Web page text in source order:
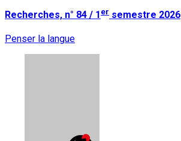
Recherches, n° 84 / 1 er semestre 2026
Penser la langue